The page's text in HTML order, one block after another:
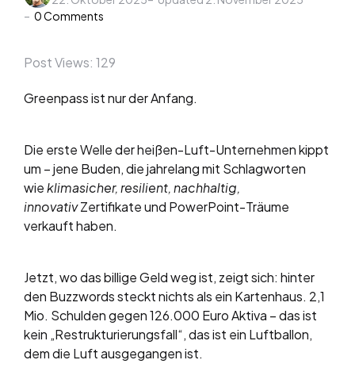
by
0Comments
Post Views: 129
Greenpass ist nur der Anfang.
Die erste Welle der heißen-Luft-Unternehmen kippt
um – jene Buden, die jahrelang mit Schlagworten
wieklimasicher, resilient, nachhaltig,
innovativZertifikate und PowerPoint-Träume
verkauft haben.
Jetzt, wo das billige Geld weg ist, zeigt sich: hinter
den Buzzwords steckt nichts als ein Kartenhaus. 2,1
Mio. Schulden gegen 126.000 Euro Aktiva – das ist
kein „Restrukturierungsfall“, das ist ein Luftballon,
dem die Luft ausgegangen ist.